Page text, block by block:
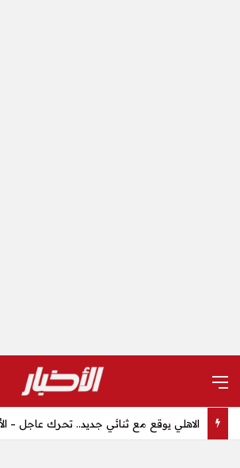
الاهلي يوقع مع ثنائي جديد.. تحرك عاجل –